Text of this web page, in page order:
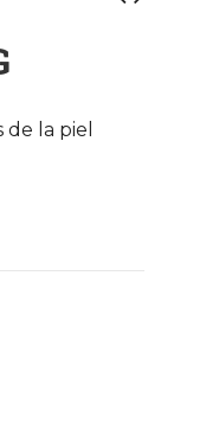
la piel